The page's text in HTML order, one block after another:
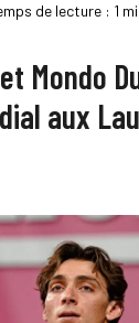
de lecture : 1
Mondo
aux